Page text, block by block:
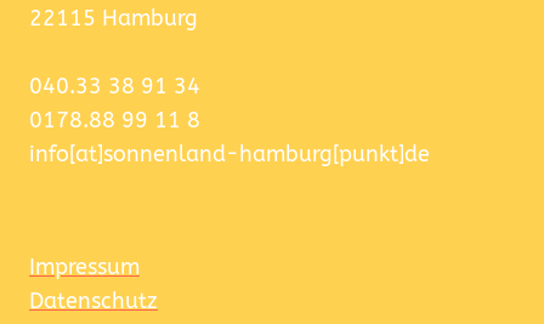
22115 Hamburg
040.33 38 91 34
0178.88 99 11 8
info[at]sonnenland-hamburg[punkt]de
Impressum
Datenschutz